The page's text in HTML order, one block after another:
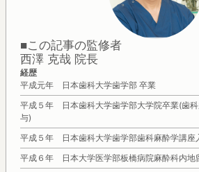
■この記事の監修者
西澤 克哉 院長
経歴
平成元年 日本歯科大学歯学部 卒業
平成５年 日本歯科大学歯学部大学院卒業(歯
与)
平成５年 日本歯科大学歯学部歯科麻酔学講座
平成６年 日本大学医学部板橋病院麻酔科内地